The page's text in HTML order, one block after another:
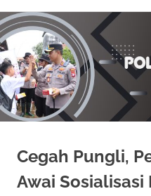
Skip
to
content
Cegah Pungli,
Awai Sosialisasi